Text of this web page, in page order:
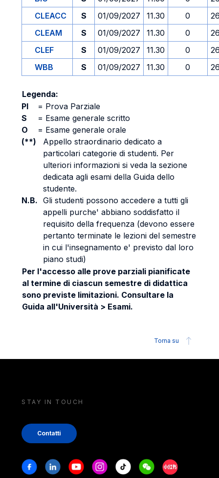
CLEACC
S 01/09/2027 11.30 0
CLEAM
S 01/09/2027 11.30 0
CLEF
S 01/09/2027 11.30 0
WBB
S 01/09/2027 11.30 0
Legenda:
PI
= Prova Parziale
S
= Esame generale scritto
O
= Esame generale orale
(**)
Appello straordinario dedicato a
particolari categorie di studenti. Per
ulteriori informazioni si veda la sezione
dedicata agli esami della Guida dello
studente.
N.B. Gli studenti possono accedere a tutti gli
appelli purche' abbiano soddisfatto il
requisito della frequenza (devono essere
pertanto terminate le lezioni del semestre
in cui l'insegnamento e' previsto dal loro
piano studi)
Per l'accesso alle prove parziali pianificate
al termine di ciascun semestre di didattica
sono previste limitazioni. Consultare la
Guida all'Università > Esami.
Torna su
STAY IN TOUCH
Contatti
Stay in touch
FacebookLinkedinYoutubeInstagram
Tiktok WeechatXiaohongshu/